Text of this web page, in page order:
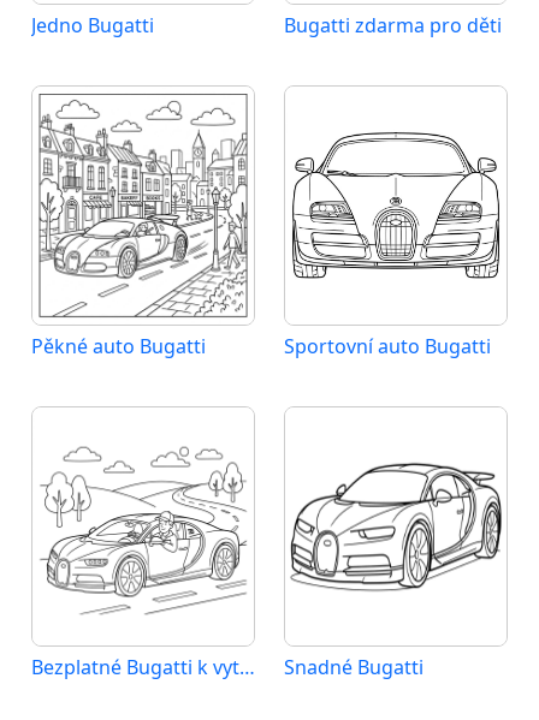
Jedno Bugatti Bugatti zdarma pro děti
Pěkné auto Bugatti Sportovní auto Bugatti
Bezplatné Bugatti k vytištění Snadné Bugatti